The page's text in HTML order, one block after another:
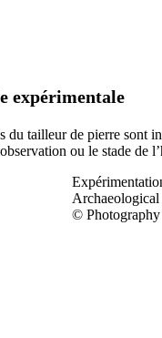
expérimentale
du tailleur de pierre sont
ou le stade de
©